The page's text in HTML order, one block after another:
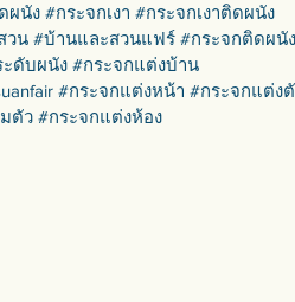
นัง #กระจกเงา #กระจกเงาติดผนัง
วน #บ้านและสวนแฟร์ #กระจกติดผนัง
ดับผนัง #กระจกแต่งบ้าน
#กระจกแต่งหน้า #กระจกแต่ง
ตัว #กระจกแต่งห้อง